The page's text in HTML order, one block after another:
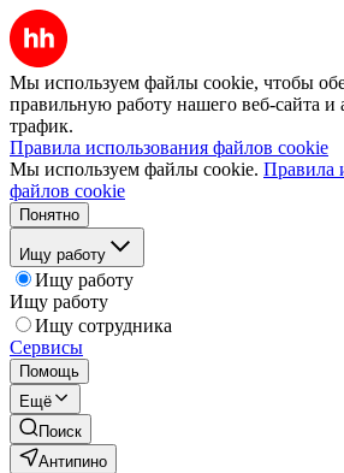
Мы используем файлы cookie, чтобы
правильную работу нашего веб-сайта и
трафик.
Правила использования файлов cookie
Мы используем файлы cookie. Правила
файлов cookie
Понятно
Ищу работу
Ищу работу
Ищу работу
Ищу сотрудника
Сервисы
Помощь
Ещё
Поиск
Антипино